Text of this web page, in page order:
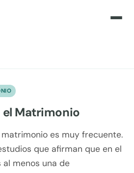
Matrimonio
es muy frecuente.
que afirman que en el
menos una de